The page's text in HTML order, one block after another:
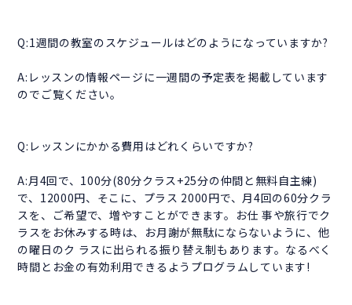
Q:1週間の教室のスケジュールはどのようになっていますか?
A:レッスンの情報ページに一週間の予定表を掲載しています
のでご覧ください。
Q:レッスンにかかる費用はどれくらいですか?
A:月4回で、100分(80分クラス+25分の仲間と無料自主練)
で、12000円、そこに、プラス 2000円で、月4回の60分クラ
スを、ご希望で、増やすことができます。お仕 事や旅行でク
ラスをお休みする時は、お月謝が無駄にならないように、他
の曜日のク ラスに出られる振り替え制もあります。なるべく
時間とお金の有効利用できるようプログラムしています!